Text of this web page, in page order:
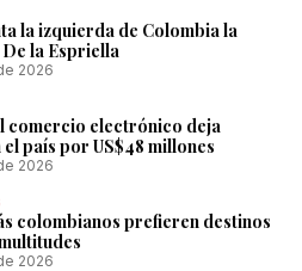
la izquierda de Colombia la
la Espriella
2026
comercio electrónico deja
país por US$48 millones
2026
colombianos prefieren destinos
2026